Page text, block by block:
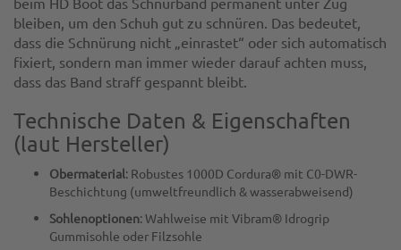
bleiben, um den Schuh gut zu schnüren. Das bedeutet,
dass die Schnürung nicht „einrastet“ oder sich automatisch
fixiert, sondern man immer wieder darauf achten muss,
dass das Band straff gespannt bleibt.
Technische Daten & Eigenschaften
(laut Hersteller)
Obermaterial: Robustes 1000D Cordura® mit C0-DWR-
Beschichtung (umweltfreundlich & wasserabweisend)
Sohlenoptionen: Wahlweise mit Vibram® Idrogrip
Gummisohle oder Filzsohle